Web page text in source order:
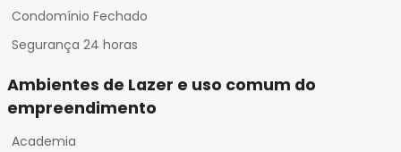
Condomínio Fechado
Segurança 24 horas
Ambientes de Lazer e uso comum do
empreendimento
Academia